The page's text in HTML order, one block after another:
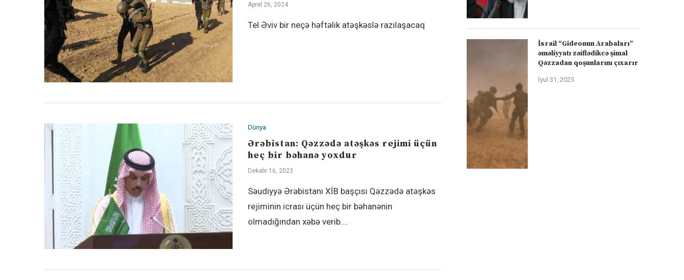
Aprel 26, 2024
Tel Əviv bir neçə həftəlik atəşkəslə razılaşacaq
Dünya
Ərəbistan: Qəzzədə atəşkəs rejimi üçün
heç bir bəhanə yoxdur
Dekabr 16, 2023
Səudiyyə Ərəbistanı XİB başçısı Qəzzədə atəşkəs
rejiminin icrası üçün heç bir bəhanənin
olmadığından xəbə verib.…
İsrail “Gideonun Arabaları”
əməliyyatı zəiflədikcə şimal
Qəzzadan qoşunlarını çıxarır
İyul 31, 2025